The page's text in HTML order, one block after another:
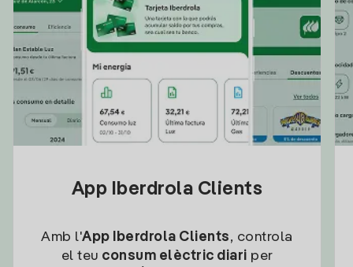
App Iberdrola Clients
Amb l'App Iberdrola Clients, controla
el teu consum elèctric diari per